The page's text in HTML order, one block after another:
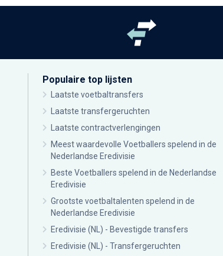
Populaire top lijsten
Laatste voetbaltransfers
Laatste transfergeruchten
Laatste contractverlengingen
Meest waardevolle Voetballers spelend in de
Nederlandse Eredivisie
Beste Voetballers spelend in de Nederlandse
Eredivisie
Grootste voetbaltalenten spelend in de
Nederlandse Eredivisie
Eredivisie (NL) - Bevestigde transfers
Eredivisie (NL) - Transfergeruchten